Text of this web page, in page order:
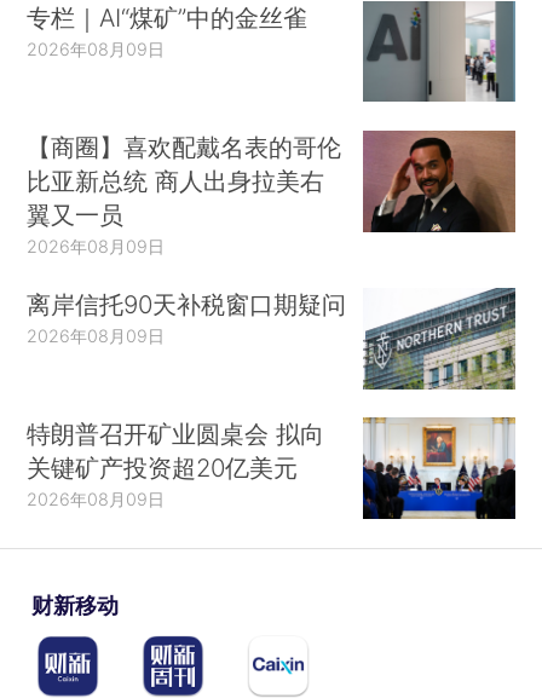
专栏｜AI“煤矿”中的金丝雀
2026年08月09日
【商圈】喜欢配戴名表的哥伦
比亚新总统 商人出身拉美右
翼又一员
2026年08月09日
离岸信托90天补税窗口期疑问
2026年08月09日
特朗普召开矿业圆桌会 拟向
关键矿产投资超20亿美元
2026年08月09日
财新移动